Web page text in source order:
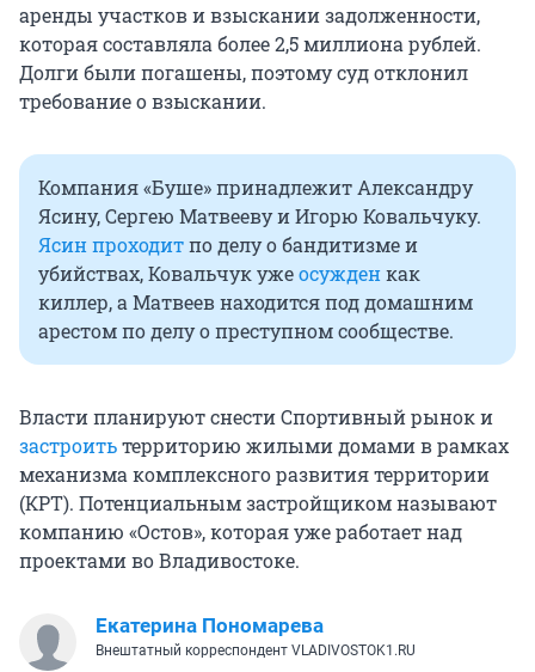
аренды участков и взыскании задолженности,
которая составляла более 2,5 миллиона рублей.
Долги были погашены, поэтому суд отклонил
требование о взыскании.
Компания «Буше» принадлежит Александру
Ясину, Сергею Матвееву и Игорю Ковальчуку.
Ясин проходитпо делу о бандитизме и
убийствах, Ковальчук ужеосужденкак
киллер, а Матвеев находится под домашним
арестом по делу о преступном сообществе.
Власти планируют снести Спортивный рынок и
застроитьтерриторию жилыми домами в рамках
механизма комплексного развития территории
(КРТ). Потенциальным застройщиком называют
компанию «Остов», которая уже работает над
проектами во Владивостоке.
Екатерина Пономарева
Внештатный корреспондент VLADIVOSTOK1.RU